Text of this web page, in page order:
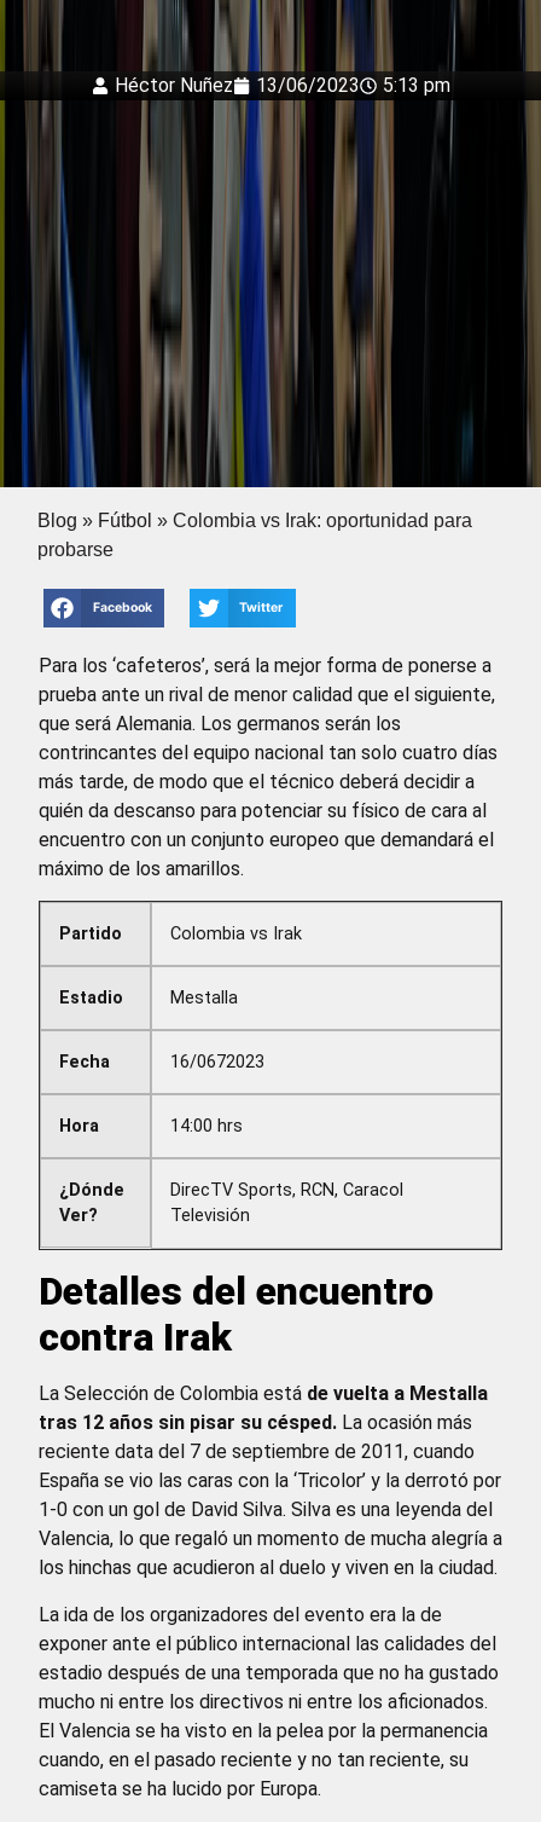
Héctor Nuñez 13/06/2023 5:13 pm
Blog » Fútbol »Colombia vs Irak: oportunidad para
probarse
Facebook Twitter
Para los ‘cafeteros’, será la mejor forma de ponerse a
prueba ante un rival de menor calidad que el siguiente,
que será Alemania. Los germanos serán los
contrincantes del equipo nacional tan solo cuatro días
más tarde, de modo que el técnico deberá decidir a
quién da descanso para potenciar su físico de cara al
encuentro con un conjunto europeo que demandará el
máximo de los amarillos.
Partido
Estadio
Fecha
Hora
¿Dónde
Ver?
Colombia vs Irak
Mestalla
16/0672023
14:00 hrs
DirecTV Sports, RCN, Caracol
Televisión
Detalles del encuentro
contra Irak
La Selección de Colombia está de vuelta a Mestalla
tras 12 años sin pisar su césped. La ocasión más
reciente data del 7 de septiembre de 2011, cuando
España se vio las caras con la ‘Tricolor’ y la derrotó por
1-0 con un gol de David Silva. Silva es una leyenda del
Valencia, lo que regaló un momento de mucha alegría a
los hinchas que acudieron al duelo y viven en la ciudad.
La ida de los organizadores del evento era la de
exponer ante el público internacional las calidades del
estadio después de una temporada que no ha gustado
mucho ni entre los directivos ni entre los aficionados.
El Valencia se ha visto en la pelea por la permanencia
cuando, en el pasado reciente y no tan reciente, su
camiseta se ha lucido por Europa.